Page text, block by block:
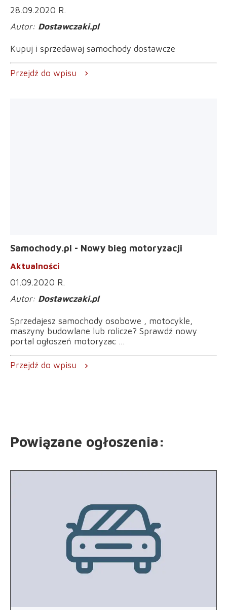
28.09.2020 R.
Dostawczaki.pl
Kupuj i sprzedawaj samochody dostawcze
Przejdź do wpisu chevron_right
Samochody.pl - Nowy bieg motoryzacji
Aktualności
01.09.2020 R.
Dostawczaki.pl
Sprzedajesz samochody osobowe , motocykle,
maszyny budowlane lub rolicze? Sprawdź nowy
portal ogłoszeń motoryzac ...
Przejdź do wpisu chevron_right
Powiązane ogłoszenia: